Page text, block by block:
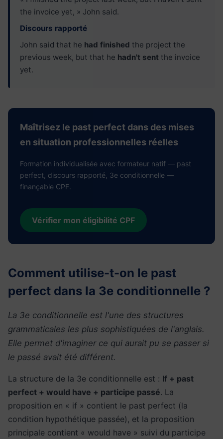
the invoice yet, » John said.
Discours rapporté
John said that he had finished the project the
previous week, but that he hadn't sent the invoice
yet.
Maîtrisez le past perfect dans des mises
en situation professionnelles réelles
Formation individualisée avec formateur natif — past
perfect, discours rapporté, 3e conditionnelle —
finançable CPF.
Vérifier mon éligibilité CPF
Comment utilise-t-on le past
perfect dans la 3e conditionnelle ?
La 3e conditionnelle est l'une des structures
grammaticales les plus sophistiquées de l'anglais.
Elle permet d'imaginer ce qui aurait pu se passer si
le passé avait été différent.
La structure de la 3e conditionnelle est : If + past
perfect + would have + participe passé. La
proposition en « if » contient le past perfect (la
condition hypothétique passée), et la proposition
principale contient « would have » suivi du participe